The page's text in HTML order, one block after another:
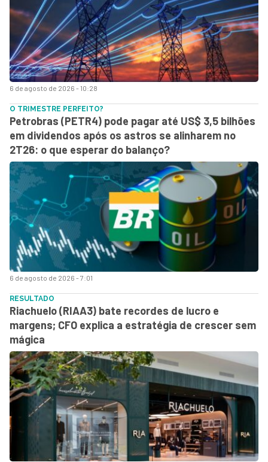
6 de agosto de 2026 - 10:28
6 de agosto de 2026 - 7:01
O TRIMESTRE PERFEITO?
Petrobras (PETR4) pode pagar até US$ 3,5 bilhões
em dividendos após os astros se alinharem no
2T26: o que esperar do balanço?
RESULTADO
Riachuelo (RIAA3) bate recordes de lucro e
margens; CFO explica a estratégia de crescer sem
mágica